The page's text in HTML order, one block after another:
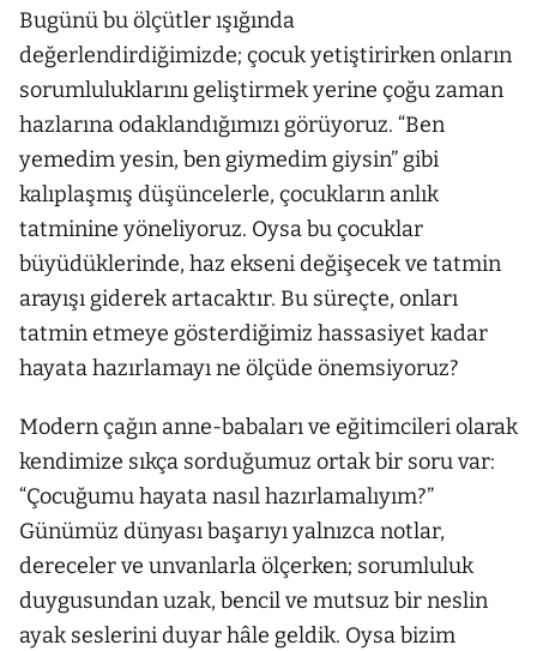
Bugünü bu ölçütler ışığında
değerlendirdiğimizde; çocuk yetiştirirken onların
sorumluluklarını geliştirmek yerine çoğu zaman
hazlarına odaklandığımızı görüyoruz. “Ben
yemedim yesin, ben giymedim giysin” gibi
kalıplaşmış düşüncelerle, çocukların anlık
tatminine yöneliyoruz. Oysa bu çocuklar
büyüdüklerinde, haz ekseni değişecek ve tatmin
arayışı giderek artacaktır. Bu süreçte, onları
tatmin etmeye gösterdiğimiz hassasiyet kadar
hayata hazırlamayı ne ölçüde önemsiyoruz?
Modern çağın anne-babaları ve eğitimcileri olarak
kendimize sıkça sorduğumuz ortak bir soru var:
“Çocuğumu hayata nasıl hazırlamalıyım?”
Günümüz dünyası başarıyı yalnızca notlar,
dereceler ve unvanlarla ölçerken; sorumluluk
duygusundan uzak, bencil ve mutsuz bir neslin
ayak seslerini duyar hâle geldik. Oysa bizim